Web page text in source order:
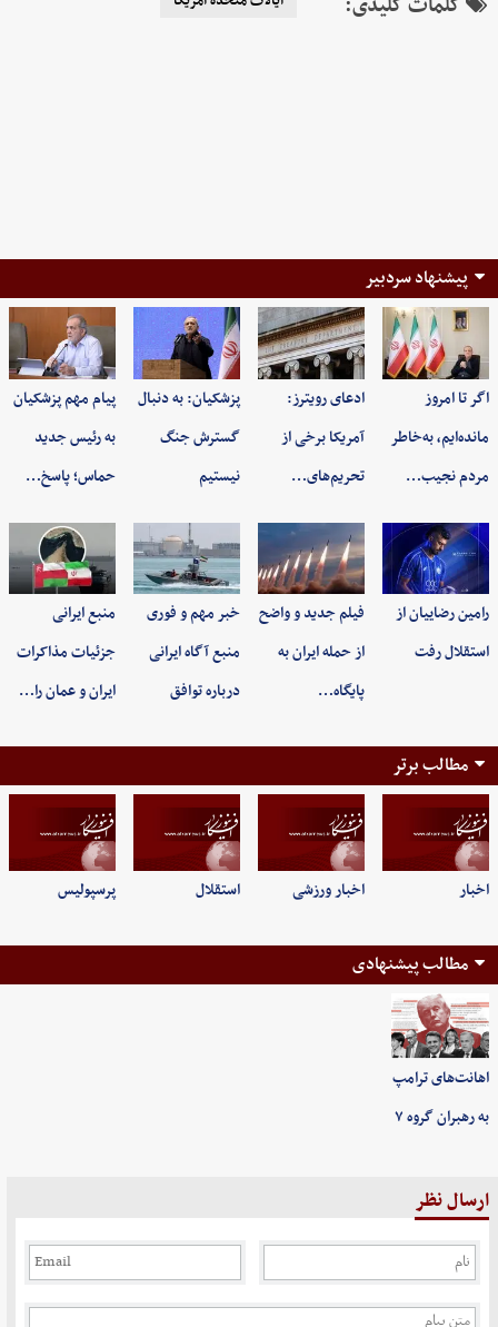
پیشنهاد سردبیر
اگر تا امروز
مانده‌ایم، به‌خاطر
مردم نجیب…
ادعای رویترز:
آمریکا برخی از
تحریم‌های…
پزشکیان: به‌ دنبال
گسترش جنگ
نیستیم
پیام مهم پزشکیان
به رئیس جدید
حماس؛ پاسخ…
رامین رضاییان از
استقلال رفت
فیلم جدید و واضح
از حمله ایران به
پایگاه…
خبر مهم و فوری
منبع آگاه ایرانی
درباره توافق
منبع ایرانی
جزئیات مذاکرات
ایران و عمان را…
مطالب برتر
اخبار اخبار ورزشی استقلال پرسپولیس
مطالب پیشنهادی
اهانت‌های ترامپ
به رهبران گروه ۷
ارسال نظر